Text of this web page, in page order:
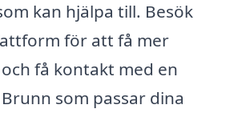
kan hjälpa till. Besök
för att få mer
få kontakt med en
som passar dina